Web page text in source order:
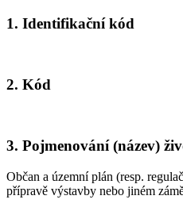
1. Identifikační kód
2. Kód
3. Pojmenování (název)
Občan a územní plán (resp.
přípravě výstavby nebo jiném